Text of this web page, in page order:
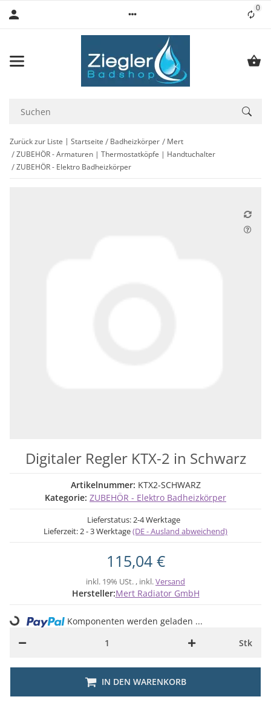
0
Zurück zur Liste Startseite Badheizkörper
Mert
ZUBEHÖR - Armaturen | Thermostatköpfe | Handtuchalter
ZUBEHÖR - Elektro Badheizkörper
Digitaler Regler KTX-2 in Schwarz
Artikelnummer: KTX2-SCHWARZ
Kategorie: ZUBEHÖR - Elektro Badheizkörper
Lieferstatus: 2-4 Werktage
Lieferzeit:2 - 3 Werktage(DE - Ausland abweichend)
115,04 €
inkl. 19% USt. , inkl.Versand
Hersteller:Mert Radiator GmbH
Stk
IN DEN WARENKORB
Loading... Komponenten werden geladen ...